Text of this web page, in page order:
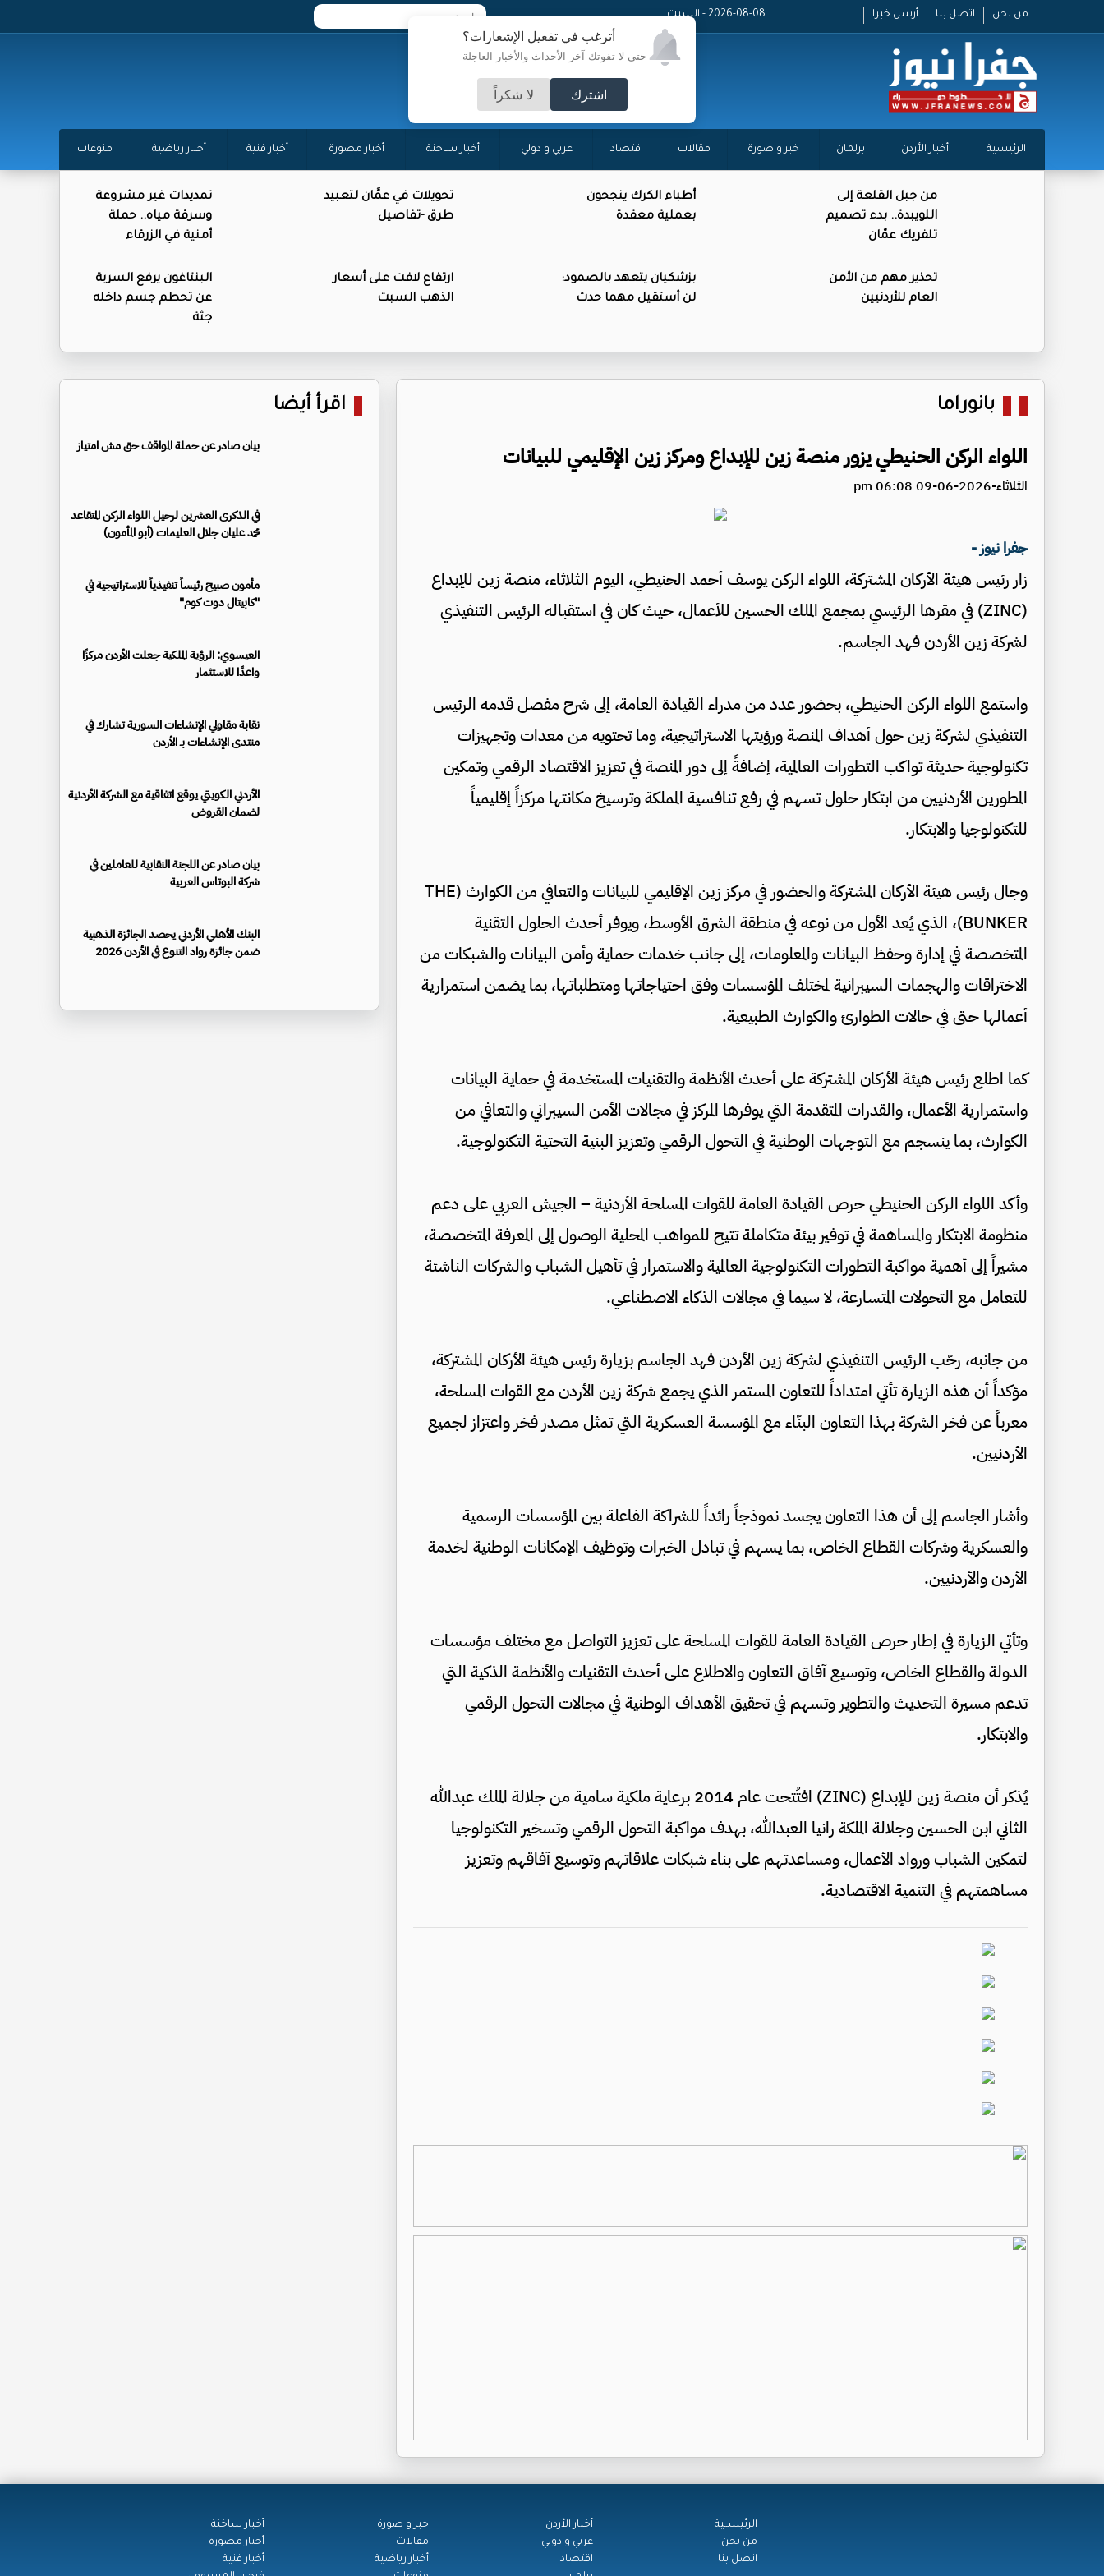
أترغب في تفعيل الإشعارات؟
حتى لا تفوتك آخر الأحداث والأخبار العاجلة
اشترك لا شكراً
من نحن اتصل بنا أرسل خبرا 2026-08-08 - السبت
الرئيسية أخبار الأردن برلمان خبر و صورة مقالات اقتصاد عربي و دولي أخبار ساخنة أخبار مصورة أخبار فنية أخبار رياضية منوعات
من جبل القلعة إلى
اللويبدة.. بدء تصميم
تلفريك عمّان
أطباء الكرك ينجحون
بعملية معقدة
تحويلات في عمَّان لتعبيد
طرق -تفاصيل
تمديدات غير مشروعة
وسرقة مياه.. حملة
أمنية في الزرقاء
تحذير مهم من الأمن
العام للأردنيين
بزشكيان يتعهد بالصمود:
لن أستقيل مهما حدث
ارتفاع لافت على أسعار
الذهب السبت
البنتاغون يرفع السرية
عن تحطم جسم داخله
جثة
بانوراما
اللواء الركن الحنيطي يزور منصة زين للإبداع ومركز زين الإقليمي للبيانات
الثلاثاء-2026-06-09 06:08 pm
جفرا نيوز -
زار رئيس هيئة الأركان المشتركة، اللواء الركن يوسف أحمد الحنيطي، اليوم الثلاثاء، منصة زين للإبداع
(ZINC) في مقرها الرئيسي بمجمع الملك الحسين للأعمال، حيث كان في استقباله الرئيس التنفيذي
لشركة زين الأردن فهد الجاسم.
واستمع اللواء الركن الحنيطي، بحضور عدد من مدراء القيادة العامة، إلى شرح مفصل قدمه الرئيس
التنفيذي لشركة زين حول أهداف المنصة ورؤيتها الاستراتيجية، وما تحتويه من معدات وتجهيزات
تكنولوجية حديثة تواكب التطورات العالمية، إضافةً إلى دور المنصة في تعزيز الاقتصاد الرقمي وتمكين
المطورين الأردنيين من ابتكار حلول تسهم في رفع تنافسية المملكة وترسيخ مكانتها مركزاً إقليمياً
للتكنولوجيا والابتكار.
وجال رئيس هيئة الأركان المشتركة والحضور في مركز زين الإقليمي للبيانات والتعافي من الكوارث (THE
BUNKER)، الذي يُعد الأول من نوعه في منطقة الشرق الأوسط، ويوفر أحدث الحلول التقنية
المتخصصة في إدارة وحفظ البيانات والمعلومات، إلى جانب خدمات حماية وأمن البيانات والشبكات من
الاختراقات والهجمات السيبرانية لمختلف المؤسسات وفق احتياجاتها ومتطلباتها، بما يضمن استمرارية
أعمالها حتى في حالات الطوارئ والكوارث الطبيعية.
كما اطلع رئيس هيئة الأركان المشتركة على أحدث الأنظمة والتقنيات المستخدمة في حماية البيانات
واستمرارية الأعمال، والقدرات المتقدمة التي يوفرها المركز في مجالات الأمن السيبراني والتعافي من
الكوارث، بما ينسجم مع التوجهات الوطنية في التحول الرقمي وتعزيز البنية التحتية التكنولوجية.
وأكد اللواء الركن الحنيطي حرص القيادة العامة للقوات المسلحة الأردنية – الجيش العربي على دعم
منظومة الابتكار والمساهمة في توفير بيئة متكاملة تتيح للمواهب المحلية الوصول إلى المعرفة المتخصصة،
مشيراً إلى أهمية مواكبة التطورات التكنولوجية العالمية والاستمرار في تأهيل الشباب والشركات الناشئة
للتعامل مع التحولات المتسارعة، لا سيما في مجالات الذكاء الاصطناعي.
من جانبه، رحّب الرئيس التنفيذي لشركة زين الأردن فهد الجاسم بزيارة رئيس هيئة الأركان المشتركة،
مؤكداً أن هذه الزيارة تأتي امتداداً للتعاون المستمر الذي يجمع شركة زين الأردن مع القوات المسلحة،
معرباً عن فخر الشركة بهذا التعاون البنّاء مع المؤسسة العسكرية التي تمثل مصدر فخر واعتزاز لجميع
الأردنيين.
وأشار الجاسم إلى أن هذا التعاون يجسد نموذجاً رائداً للشراكة الفاعلة بين المؤسسات الرسمية
والعسكرية وشركات القطاع الخاص، بما يسهم في تبادل الخبرات وتوظيف الإمكانات الوطنية لخدمة
الأردن والأردنيين.
وتأتي الزيارة في إطار حرص القيادة العامة للقوات المسلحة على تعزيز التواصل مع مختلف مؤسسات
الدولة والقطاع الخاص، وتوسيع آفاق التعاون والاطلاع على أحدث التقنيات والأنظمة الذكية التي
تدعم مسيرة التحديث والتطوير وتسهم في تحقيق الأهداف الوطنية في مجالات التحول الرقمي
والابتكار.
يُذكر أن منصة زين للإبداع (ZINC) افتُتحت عام 2014 برعاية ملكية سامية من جلالة الملك عبدالله
الثاني ابن الحسين وجلالة الملكة رانيا العبدالله، بهدف مواكبة التحول الرقمي وتسخير التكنولوجيا
لتمكين الشباب ورواد الأعمال، ومساعدتهم على بناء شبكات علاقاتهم وتوسيع آفاقهم وتعزيز
مساهمتهم في التنمية الاقتصادية.
اقرأ أيضا
بيان صادر عن حملة المواقف حق مش امتياز
في الذكرى العشرين لرحيل اللواء الركن المتقاعد
محمد عليان جلال العليمات (أبو المأمون)
مأمون صبيح رئيساً تنفيذياً للاستراتيجية في
"كابيتال دوت كوم"
العيسوي: الرؤية الملكية جعلت الأردن مركزًا
واعدًا للاستثمار
نقابة مقاولي الإنشاءات السورية تشارك في
منتدى الإنشاءات بـ الأردن
الأردني الكويتي يوقع اتفاقية مع الشركة الأردنية
لضمان القروض
بيان صادر عن اللجنة النقابية للعاملين في
شركة البوتاس العربية
البنك الأهلي الأردني يحصد الجائزة الذهبية
ضمن جائزة رواد التنوع في الأردن 2026
الرئيســية
من نحن
اتصل بنا
أخبار الأردن
عربي و دولي
اقتصاد
خبر و صورة
مقالات
أخبار رياضية
أخبار ساخنة
أخبار مصورة
أخبار فنية